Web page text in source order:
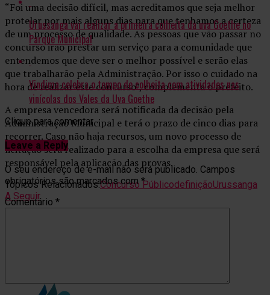
“Foi uma decisão difícil, mas acreditamos que seja melhor
protelar por mais alguns dias para que tenhamos a certeza
de um processo de qualidade. As pessoas que vão passar no
concurso irão prestar um serviço para a comunidade que
entendemos que deve ser o melhor possível e serão elas
que trabalharão pela Administração. Por isso o cuidado na
hora de realizar este concurso”, complementa o prefeito.
A empresa vencedora será notificada da decisão pela
Administração Municipal e terá o prazo de cinco dias para
recorrer. Caso não haja recursos, um novo processo de
licitação será realizado para a escolha da empresa que será
responsável pela aplicação das provas.
Tópicos Relacionados:Concurso PúblicodefiniçãoUrussanga
A Seguir
Urussanga vai realizar a primeira colheita da uva Goethe no
Parque Municipal
Vindima celebra o tempo de colheita com atividades nas
vinícolas dos Vales da Uva Goethe
Clique para comentar
Leave a Reply
O seu endereço de e-mail não será publicado. Campos
obrigatórios são marcados com*
Comentário *